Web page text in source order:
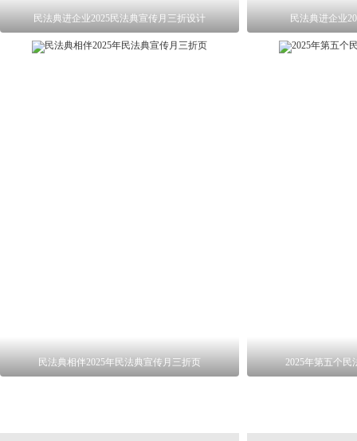
民法典进企业2025民法典宣传月三折设计 民法典进企业
民法典相伴2025年民法典宣传月三折页 2025年第五个民